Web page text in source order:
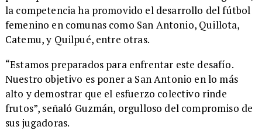
la competencia ha promovido el desarrollo del fútbol
femenino en comunas como San Antonio, Quillota,
Catemu, y Quilpué, entre otras.
“Estamos preparados para enfrentar este desafío.
Nuestro objetivo es poner a San Antonio en lo más
alto y demostrar que el esfuerzo colectivo rinde
frutos”, señaló Guzmán, orgulloso del compromiso de
sus jugadoras.